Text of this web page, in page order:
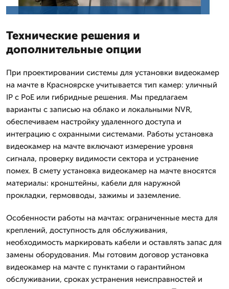
Технические решения и
дополнительные опции
При проектировании системы для установки видеокамер
на мачте в Красноярске учитывается тип камер: уличный
IP с PoE или гибридные решения. Мы предлагаем
варианты с записью на облако и локальными NVR,
обеспечиваем настройку удаленного доступа и
интеграцию с охранными системами. Работы установка
видеокамер на мачте включают измерение уровня
сигнала, проверку видимости сектора и устранение
помех. В смету установка видеокамер на мачте вносятся
материалы: кронштейны, кабели для наружной
прокладки, гермовводы, зажимы и заземление.
Особенности работы на мачтах: ограниченные места для
креплений, доступность для обслуживания,
необходимость маркировать кабели и оставлять запас для
замены оборудования. Мы готовим договор установка
видеокамер на мачте с пунктами о гарантийном
обслуживании, сроках устранения неисправностей и